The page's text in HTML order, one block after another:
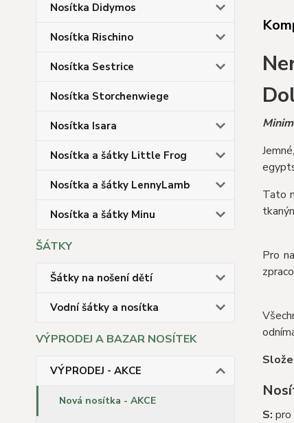
Nosítka Didymos
Nosítka Rischino
Nosítka Sestrice
Nosítka Storchenwiege
Nosítka Isara
Nosítka a šátky Little Frog
Nosítka a šátky LennyLamb
Nosítka a šátky Minu
ŠÁTKY
Šátky na nošení dětí
Vodní šátky a nosítka
VÝPRODEJ A BAZAR NOSÍTEK
VÝPRODEJ - AKCE
Nová nosítka - AKCE
Tato
Pro
S: pro